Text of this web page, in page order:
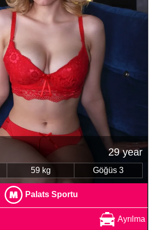
29 year
59 kg Göğüs 3
Palats Sportu
Ayrılma